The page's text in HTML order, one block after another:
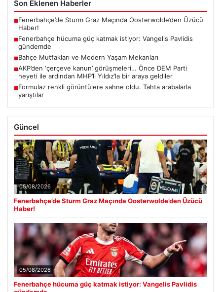
Son Eklenen Haberler
■Fenerbahçe’de Sturm Graz Maçında Oosterwolde’den Üzücü
Haber!
■Fenerbahçe hücuma güç katmak istiyor: Vangelis Pavlidis
gündemde
■Bahçe Mutfakları ve Modern Yaşam Mekanları
■AKP’den ‘çerçeve kanun’ görüşmeleri… Önce DEM Parti
heyeti ile ardından MHP’li Yıldız’la bir araya geldiler
■Formulaz renkli görüntülere sahne oldu. Tahta arabalarla
yarıştılar
Güncel
05/08/2026
Fenerbahçe’de Sturm Graz Maçında Oosterwolde’den Üzücü
Haber!
05/08/2026
Fenerbahçe hücuma güç katmak istiyor: Vangelis Pavlidis